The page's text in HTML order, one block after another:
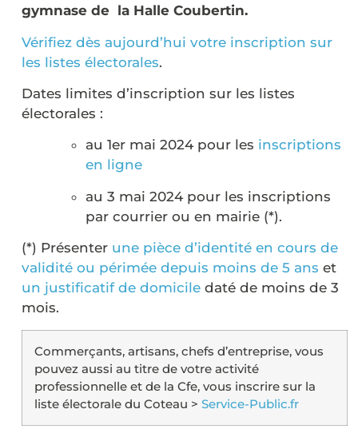
gymnase de la Halle Coubertin.
Vérifiez dès aujourd’hui votre inscription sur
les listes électorales.
Dates limites d’inscription sur les listes
électorales :
au 1er mai 2024 pour les inscriptions
en ligne
au 3 mai 2024 pour les inscriptions
par courrier ou en mairie (*).
(*) Présenter une pièce d’identité en cours de
validité ou périmée depuis moins de 5 ans et
un justificatif de domicile daté de moins de 3
mois.
Commerçants, artisans, chefs d’entreprise, vous
pouvez aussi au titre de votre activité
professionnelle et de la Cfe, vous inscrire sur la
liste électorale du Coteau > Service-Public.fr